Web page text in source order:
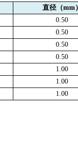
直径（mm
0.50
0.50
0.50
0.50
1.00
1.00
1.00